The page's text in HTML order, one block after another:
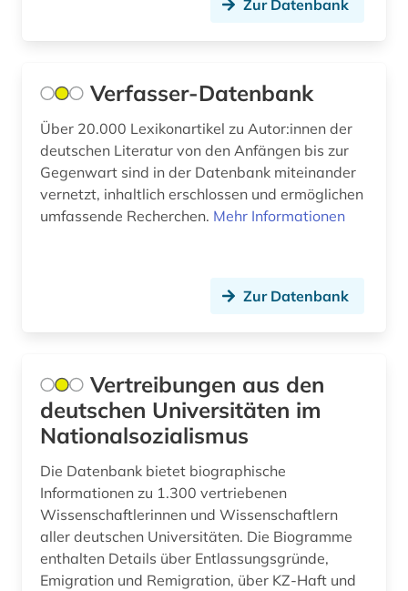
bürgerfamilie (1)
bürgerliches wappen (1)
bürgerrechtsbewegung (1)
care (1)
chemische verbindungen (1)
christian christensen (1)
christian gottlob (1)
chronik (3)
commonwealth (1)
côte divoire (1)
Zur Datenbank
Verfasser-Datenbank
Über 20.000 Lexikonartikel zu Autor:innen der
deutschen Literatur von den Anfängen bis zur
Gegenwart sind in der Datenbank miteinander
vernetzt, inhaltlich erschlossen und ermöglichen
umfassende Recherchen. Mehr Informationen
Zur Datenbank
Vertreibungen aus den
deutschen Universitäten im
Nationalsozialismus
Die Datenbank bietet biographische
Informationen zu 1.300 vertriebenen
Wissenschaftlerinnen und Wissenschaftlern
aller deutschen Universitäten. Die Biogramme
enthalten Details über Entlassungsgründe,
Emigration und Remigration, über KZ-Haft und